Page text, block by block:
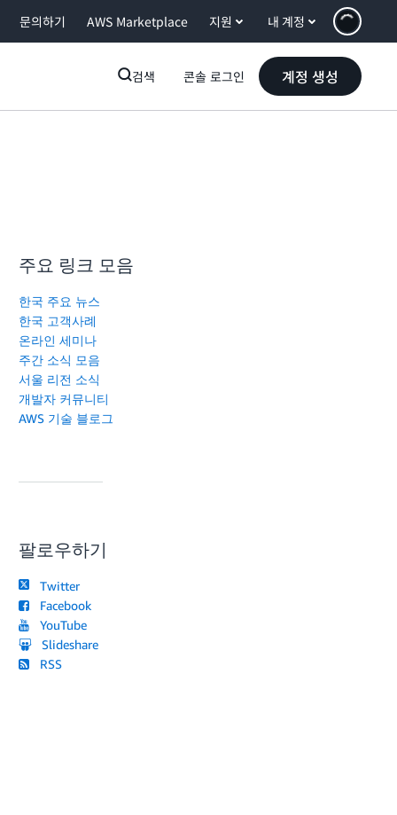
문의하기 AWS Marketplace 지원 내 계정
검색 콘솔 로그인 계정 생성
주요 링크 모음
한국 주요 뉴스
한국 고객사례
온라인 세미나
주간 소식 모음
서울 리전 소식
개발자 커뮤니티
AWS 기술 블로그
팔로우하기
Twitter
Facebook
YouTube
Slideshare
RSS